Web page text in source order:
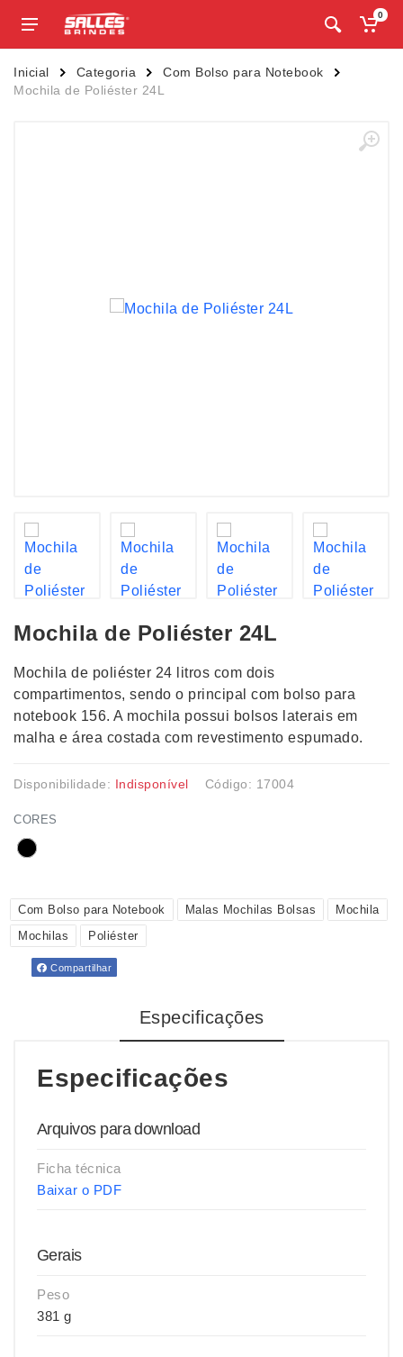
0
Inicial Categoria
Com Bolso para Notebook
Mochila de Poliéster 24L
Mochila de Poliéster 24L
Mochila de poliéster 24 litros com dois
compartimentos, sendo o principal com bolso para
notebook 156. A mochila possui bolsos laterais em
malha e área costada com revestimento espumado.
Disponibilidade: Indisponível Código: 17004
CORES
Com Bolso para Notebook Malas Mochilas Bolsas
Mochila
Mochilas
Poliéster
Compartilhar
Especificações
Especificações
Arquivos para download
Ficha técnica
Baixar o PDF
Gerais
Peso
381 g